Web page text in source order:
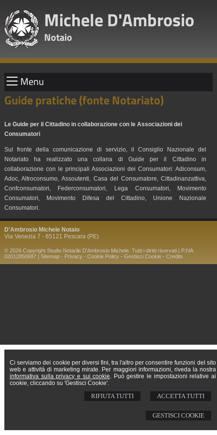
Ci serviamo dei cookie per diversi fini, tra l'altro per consentire funzioni del sito
web e attività di marketing mirate. Per maggiori informazioni, riveda la nostra
informativa sulla privacy e sui cookie. Può gestire le impostazioni relative ai
cookie, cliccando su 'Gestisci Cookie'.
ACCETTA TUTTI
RIFIUTA TUTTI
GESTISCI COOKIE
Michele D'Ambrosio
Notaio
Menu
Guide pratiche (fonte Notariato)
Le Guide per il Cittadino in collaborazione con le Associazioni dei
Consumatori
Sul fronte della comunicazione di servizio, il Consiglio Nazionale del
Notariato ha realizzato una collana di Guide per il Cittadino in
collaborazione con le principali Associazioni dei Consumatori: Adiconsum,
Adoc, Altroconsumo, Assoutenti, Casa del Consumatore, Cittadinanzattiva,
Confconsumatori, Federconsumatori, Lega Consumatori, Movimento
Consumatori, Movimento Difesa del Cittadino, Unione Nazionale
Consumatori.
D'Ambrosio Michele Notaio
Via Venezia 7 - 65121 Pescara (PE)
© 2026 Copyright Studio Notarile D'Ambrosio Michele. Tutti i diritti riservati | P.IVA
02012850687 | Sitemap- Privacy- Cookie Policy- Gestisci Cookie- Credits